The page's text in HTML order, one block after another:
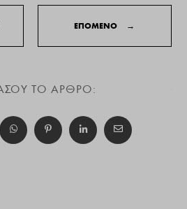
ΕΠΟΜΕΝΟ →
ΤΟ ΑΡΘΡΟ: